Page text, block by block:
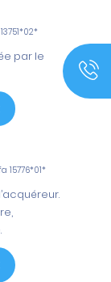
par le
15776*01*